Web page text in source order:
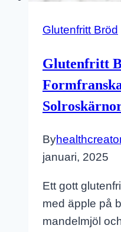
Glutenfritt Bröd
Glutenfritt
By
januari, 2025
Ett gott
med äpple på
mandelmjöl